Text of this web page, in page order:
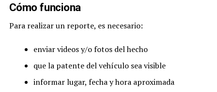
Cómo funciona
Para realizar un reporte, es necesario:
enviar videos y/o fotos del hecho
que la patente del vehículo sea visible
informar lugar, fecha y hora aproximada